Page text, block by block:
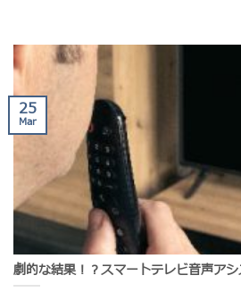
劇的な結果！？スマートテレビ音声アシ
25
Mar